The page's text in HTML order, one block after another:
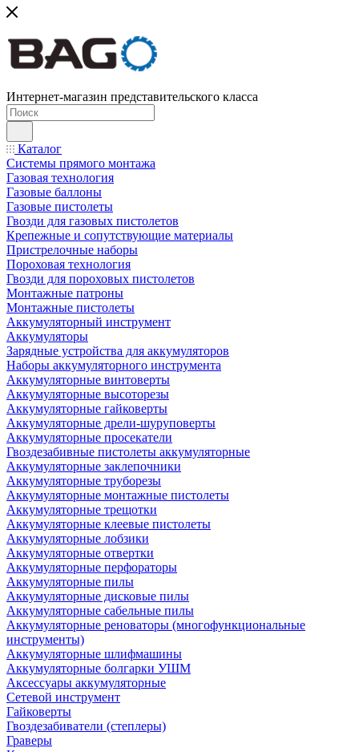
Интернет-магазин представительского класса
Каталог
Системы прямого монтажа
Газовая технология
Газовые баллоны
Газовые пистолеты
Гвозди для газовых пистолетов
Крепежные и сопутствующие материалы
Пристрелочные наборы
Пороховая технология
Гвозди для пороховых пистолетов
Монтажные патроны
Монтажные пистолеты
Аккумуляторный инструмент
Аккумуляторы
Зарядные устройства для аккумуляторов
Наборы аккумуляторного инструмента
Аккумуляторные винтоверты
Аккумуляторные высоторезы
Аккумуляторные гайковерты
Аккумуляторные дрели-шуруповерты
Аккумуляторные просекатели
Гвоздезабивные пистолеты аккумуляторные
Аккумуляторные заклепочники
Аккумуляторные труборезы
Аккумуляторные монтажные пистолеты
Аккумуляторные трещотки
Аккумуляторные клеевые пистолеты
Аккумуляторные лобзики
Аккумуляторные отвертки
Аккумуляторные перфораторы
Аккумуляторные пилы
Аккумуляторные дисковые пилы
Аккумуляторные сабельные пилы
Аккумуляторные реноваторы (многофункциональные
инструменты)
Аккумуляторные шлифмашины
Аккумуляторные болгарки УШМ
Аксессуары аккумуляторные
Сетевой инструмент
Гайковерты
Гвоздезабиватели (степлеры)
Граверы